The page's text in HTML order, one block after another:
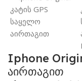
Iphone
აირთაგით